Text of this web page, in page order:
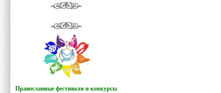
Православные фестивали и конкурсы